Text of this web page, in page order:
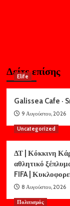
Δείτε επίσης
Elife
Galissea Cafe ·
9 Αυγούστου, 2026
Uncategorized
ΔΤ | Κόκκινη
αθλητικό
FIFA |
8 Αυγούστου, 2026
Πολιτισμός